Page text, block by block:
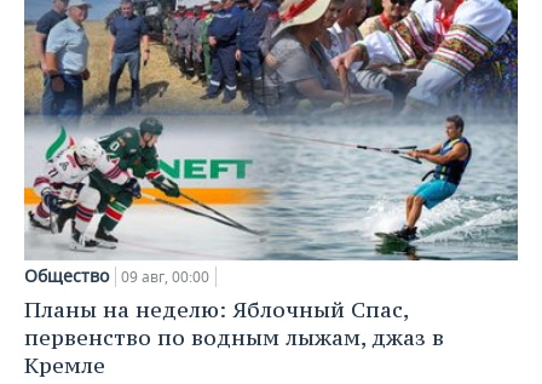
Общество 09 авг, 00:00
Планы на неделю: Яблочный Спас,
первенство по водным лыжам, джаз в
Кремле